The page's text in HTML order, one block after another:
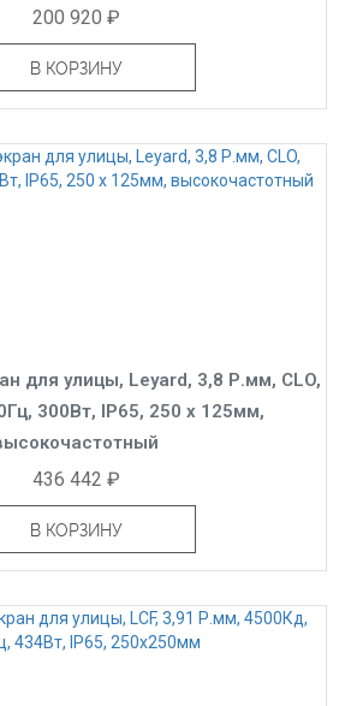
200 920 ₽
В КОРЗИНУ
для улицы, Leyard, 3,8 Р.мм, CLO,
300Вт, IP65, 250 x 125мм,
436 442 ₽
В КОРЗИНУ